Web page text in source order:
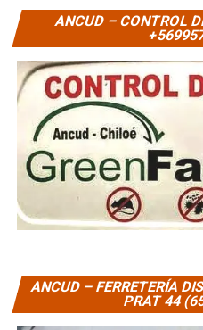
ANCUD – CONTROL
ANCUD – FERRETERÍA
PRAT 44